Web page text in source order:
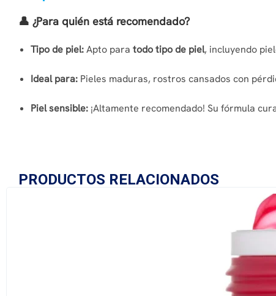
👤 ¿Para quién está recomendado?
Tipo de piel:Apto para todo tipo de piel, incluyendo
Ideal para: Pieles maduras, rostros cansados con
Piel sensible: ¡Altamente recomendado! Su fórmula
PRODUCTOS RELACIONADOS